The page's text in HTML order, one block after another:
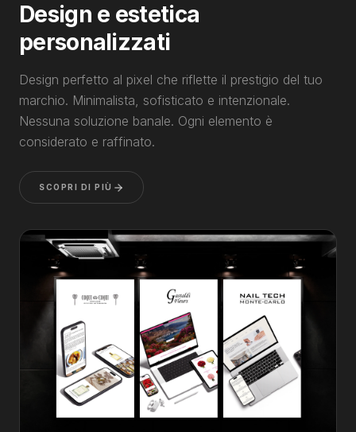
Design e estetica
personalizzati
Design perfetto al pixel che riflette il prestigio del tuo
marchio. Minimalista, sofisticato e intenzionale.
Nessuna soluzione banale. Ogni elemento è
considerato e raffinato.
SCOPRI DI PIÙ